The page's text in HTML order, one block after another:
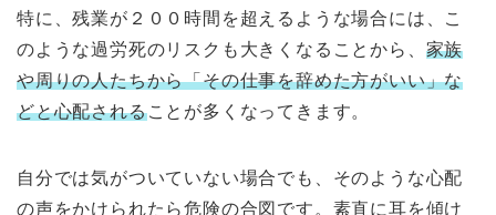
特に、残業が２００時間を超えるような場合には、こ
のような過労死のリスクも大きくなることから、 家族
や周りの人たちから「その仕事を辞めた方がいい」な
どと心配されることが多くなってきます。
自分では気がついていない場合でも、そのような心配
の声をかけられたら危険の合図です。素直に耳を傾け